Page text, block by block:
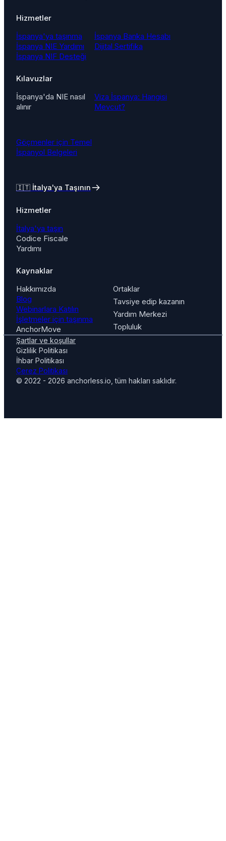
Hizmetler
İspanya'ya taşınma
İspanya NIE Yardımı
İspanya NIF Desteği
İspanya Banka Hesabı
Dijital Sertifika
Kılavuzlar
İspanya'da NIE nasıl
alınır
Viza İspanya: Hangisi
Mevcut?
Göçmenler için Temel
İspanyol Belgeleri
🇮🇹 İtalya'ya Taşının
Hizmetler
İtalya'ya taşın
Codice Fiscale
Yardımı
Kaynaklar
Hakkımızda
Blog
Webinarlara Katılın
İşletmeler için taşınma
AnchorMove
Ortaklar
Tavsiye edip kazanın
Yardım Merkezi
Topluluk
Şartlar ve koşullar
Gizlilik Politikası
İhbar Politikası
Çerez Politikası
© 2022 - 2026 anchorless.io, tüm hakları saklıdır.